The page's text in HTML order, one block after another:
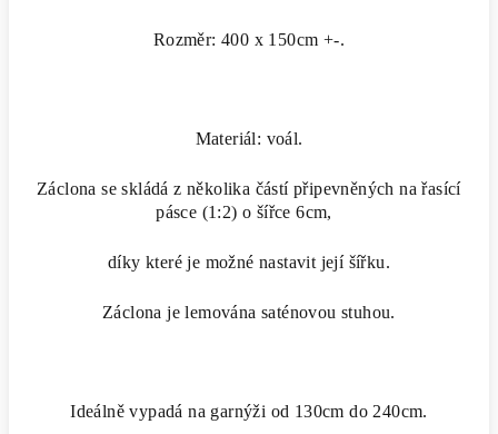
Rozměr: 400 x 150cm +-.
Materiál: voál.
Záclona se skládá z několika částí připevněných na řasící
pásce (1:2) o šířce 6cm,
díky které je možné nastavit její šířku.
Záclona je lemována saténovou stuhou.
Ideálně vypadá na garnýži od 130cm do 240cm.